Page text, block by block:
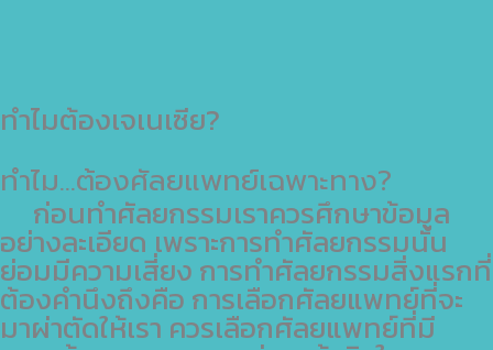
ทำไมต้องเจเนเซีย?
ทำไม...ต้องศัลยแพทย์เฉพาะทาง?
ก่อนทำศัลยกรรมเราควรศึกษาข้อมูล
อย่างละเอียด เพราะการทำศัลยกรรมนั้น
ย่อมมีความเสี่ยง การทำศัลยกรรมสิ่งแรกที่
ต้องคำนึงถึงคือ การเลือกศัลยแพทย์ที่จะ
มาผ่าตัดให้เรา ควรเลือกศัลยแพทย์ที่มี